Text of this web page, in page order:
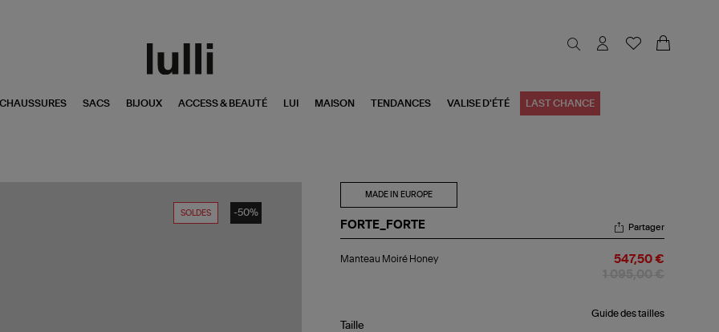
CHAUSSURES SACS BIJOUX ACCESS & BEAUTÉ LUI MAISON TENDANCES VALISE D'ÉTÉ LAST CHANCE
SOLDES -50%
MADE IN EUROPE
FORTE_FORTE
Moiré
Partager
Manteau Moiré Honey 547,50 €
Guide des tailles
Taille